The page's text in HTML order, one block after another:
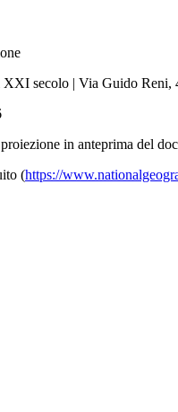
secolo | Via Guido Reni,
in anteprima del
(https://